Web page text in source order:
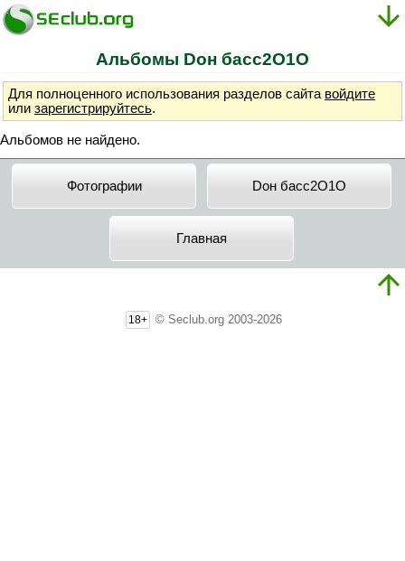
Альбомы Doн бacc2O1O
Для полноценного использования разделов сайта войдите
или зарегистрируйтесь.
Альбомов не найдено.
Фотографии Doн бacc2O1O
Главная
18+ © Seclub.org 2003-2026